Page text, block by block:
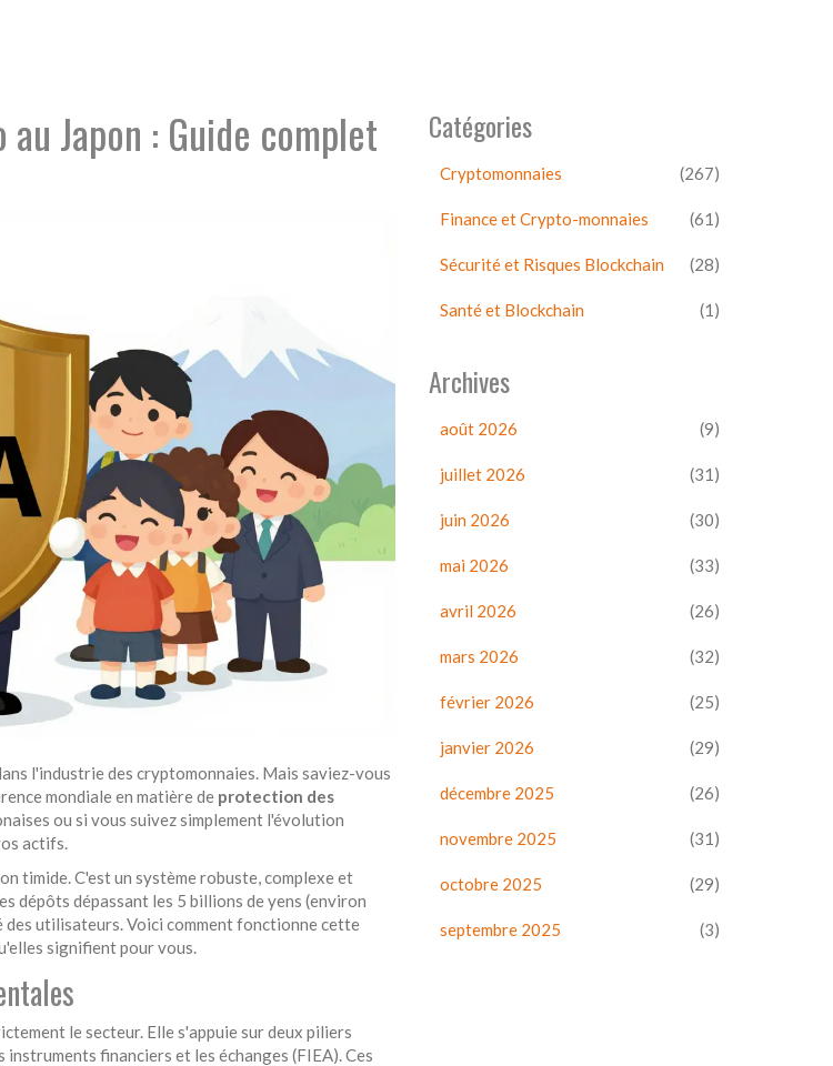
Japon : Guide complet
l'industrie des cryptomonnaies. Mais saviez-vous
mondiale en matière de protection des
ou si vous suivez simplement l'évolution
actifs.
timide. C'est un système robuste, complexe et
dépôts dépassant les 5 billions de yens (environ
des utilisateurs. Voici comment fonctionne cette
signifient pour vous.
le secteur. Elle s'appuie sur deux piliers
instruments financiers et les échanges (FIEA). Ces
Catégories
Cryptomonnaies (267)
Finance et Crypto-monnaies (61)
Sécurité et Risques Blockchain (28)
Santé et Blockchain (1)
Archives
août 2026 (9)
juillet 2026 (31)
juin 2026 (30)
mai 2026 (33)
avril 2026 (26)
mars 2026 (32)
février 2026 (25)
janvier 2026 (29)
décembre 2025 (26)
novembre 2025 (31)
octobre 2025 (29)
septembre 2025 (3)